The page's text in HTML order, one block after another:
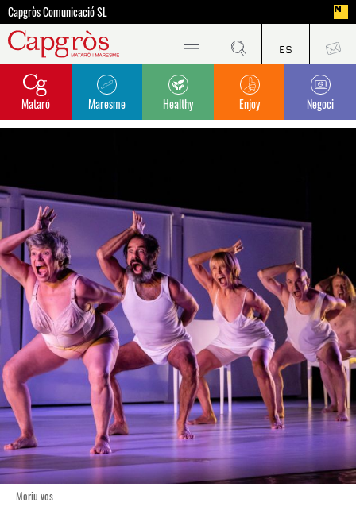
Capgròs Comunicació SL
Mataró Maresme Healthy Enjoy Negoci
Moriu vos